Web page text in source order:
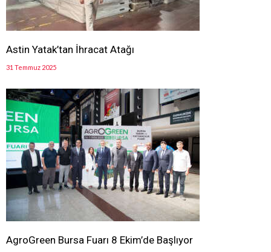
Astin Yatak’tan İhracat Atağı
31 Temmuz 2025
AgroGreen Bursa Fuarı 8 Ekim’de Başlıyor